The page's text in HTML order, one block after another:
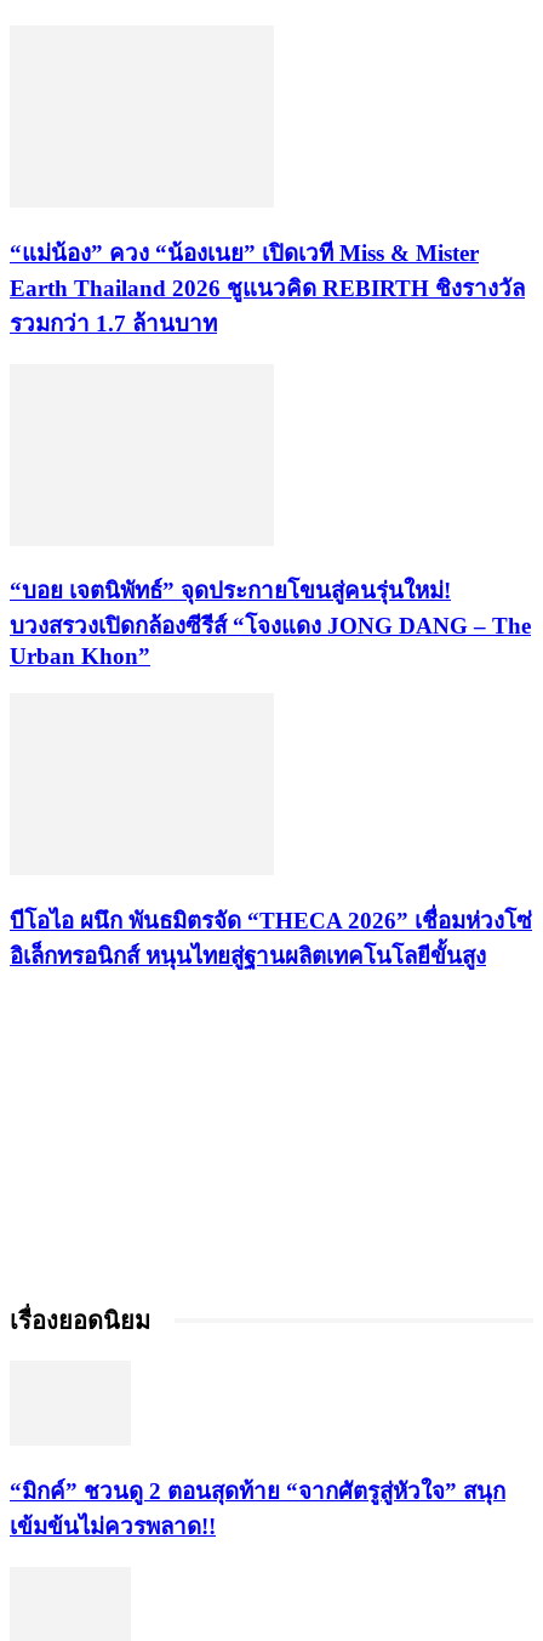
“แม่น้อง” ควง “น้องเนย” เปิดเวที Miss & Mister
Earth Thailand 2026 ชูแนวคิด REBIRTH ชิงรางวัล
รวมกว่า 1.7 ล้านบาท
“บอย เจตนิพัทธ์” จุดประกายโขนสู่คนรุ่นใหม่!
บวงสรวงเปิดกล้องซีรีส์ “โจงแดง JONG DANG – The
Urban Khon”
บีโอไอ ผนึก พันธมิตรจัด “THECA 2026” เชื่อมห่วงโซ่
อิเล็กทรอนิกส์ หนุนไทยสู่ฐานผลิตเทคโนโลยีขั้นสูง
เรื่องยอดนิยม
“มิกค์” ชวนดู 2 ตอนสุดท้าย “จากศัตรูสู่หัวใจ” สนุก
เข้มข้นไม่ควรพลาด!!